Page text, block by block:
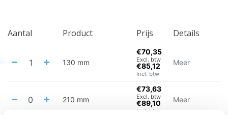
Aantal Product Prijs Details
130 mm
€70,35
Excl. btw
€85,12
Incl. btw
Meer
210 mm
€73,63
Excl. btw
€89,10
Incl. btw
Meer